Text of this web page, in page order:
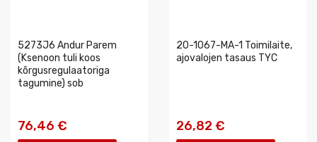
5273J6 Andur Parem
(Ksenoon tuli koos
kõrgusregulaatoriga
tagumine) sob
76,46 €
20-1067-MA-1 Toimilaite,
ajovalojen tasaus TYC
26,82 €